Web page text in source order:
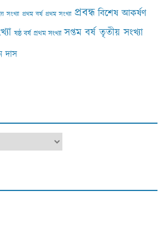
সংখ্যা প্রথম বর্ষ প্রথম সংখ্যা প্রবন্ধ বিশেষ আকর্ষণ
ষষ্ঠ বর্ষ প্রথম সংখ্যা সপ্তম বর্ষ তৃতীয় সংখ্যা
দাস